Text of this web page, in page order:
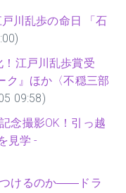
川乱歩の命日 「石
江戸川乱歩賞受
ク』ほか〈不穏三部
09:58)
念撮影OK！引っ越
見学 -
つけるのか――ドラ